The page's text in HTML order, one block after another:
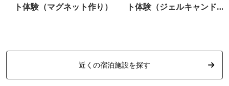
ト体験（マグネット作り）
ト体験（ジェルキャンドル
近くの宿泊施設を探す